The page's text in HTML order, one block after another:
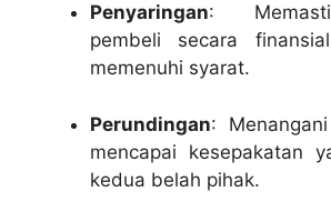
Penyaringan:
pembeli secara
memenuhi syarat.
Perundingan:
mencapai kesepakatan
kedua belah pihak.